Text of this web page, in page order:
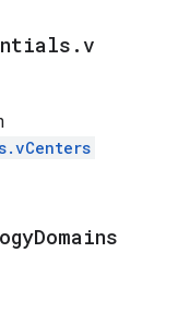
. v
Domains